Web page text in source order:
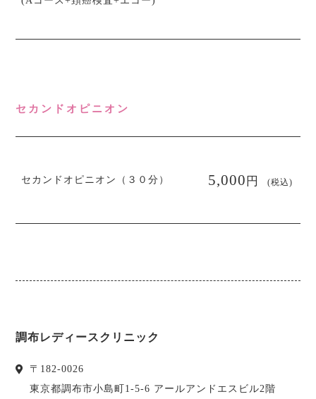
セカンドオピニオン
セカンドオピニオン（３０分） 5,000円 (税込)
調布レディースクリニック
〒 182-0026
東京都調布市小島町1-5-6 アールアンドエスビル2階